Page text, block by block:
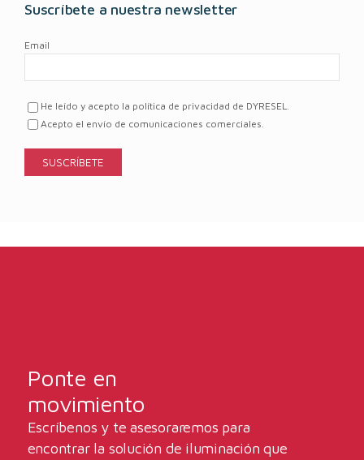
Suscríbete a nuestra newsletter
Email
He leído y acepto la política de privacidad de DYRESEL.
Acepto el envío de comunicaciones comerciales.
Ponte en
movimiento
Escríbenos y te asesoraremos para
encontrar la solución de iluminación que